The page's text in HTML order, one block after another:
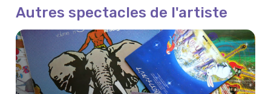
Autres spectacles de l'artiste